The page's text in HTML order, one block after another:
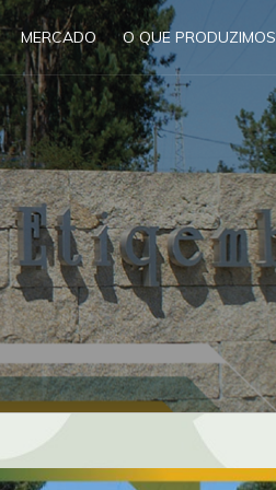
MERCADO O QUE PRODUZIMOS